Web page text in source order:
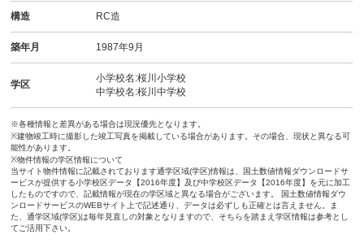
構造 RC造
築年月 1987年9月
学区
小学校名:桜川小学校
中学校名:桜川中学校
※各種情報と差異がある場合は現況優先となります。
※建物竣工時に撮影した竣工写真を掲載している場合があります。その場合、現状と異なる可
能性があります。
※物件情報の学区情報について
当サイト物件情報に記載されております通学区域(学区)情報は、国土数値情報ダウンロードサ
ービスが提供する小学校区データ【2016年度】及び中学校区データ【2016年度】を元に加工
したものですので、記載情報が現在の学区域と異なる場合がございます。 国土数値情報ダウ
ンロードサービスのWEBサイト上で記述通り、データは必ずしも正確とは言えません。ま
た、通学区域(学区)は毎年見直しの対象となりますので、そちらを踏まえ学区情報は参考とし
てご活用下さい。